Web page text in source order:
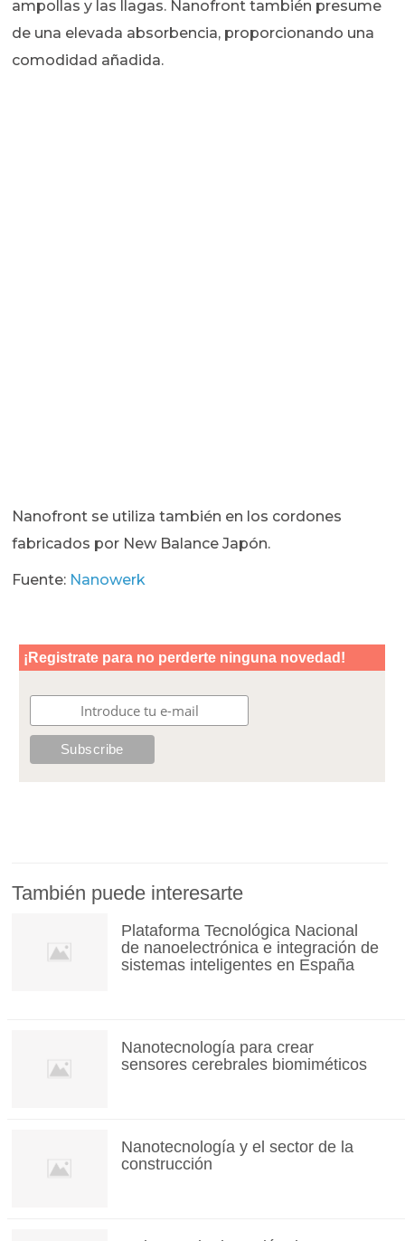
ampollas y las llagas. Nanofront también presume
de una elevada absorbencia, proporcionando una
comodidad añadida.
Nanofront se utiliza también en los cordones
fabricados por New Balance Japón.
Fuente: Nanowerk
También puede interesarte
Plataforma Tecnológica Nacional
de nanoelectrónica e integración de
sistemas inteligentes en España
Nanotecnología para crear
sensores cerebrales biomiméticos
Nanotecnología y el sector de la
construcción